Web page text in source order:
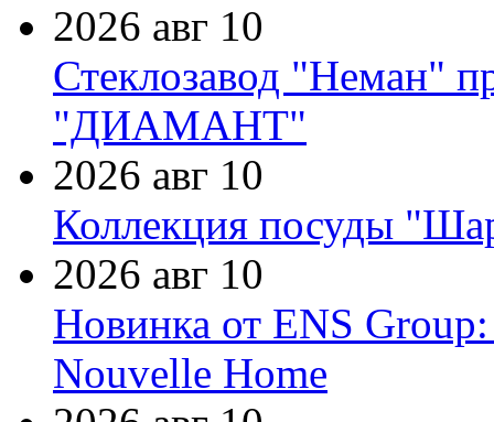
2026 авг 10
Стеклозавод "Неман"
"ДИАМАНТ"
2026 авг 10
Коллекция посуды
2026 авг 10
Новинка от ENS
Nouvelle Home